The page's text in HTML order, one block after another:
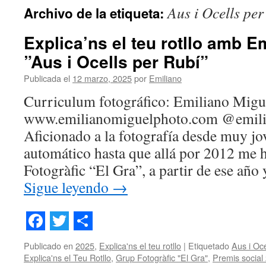
contenido
Archivo de la etiqueta:Aus i Ocells
Explica’ns el teu rotllo amb
”Aus i Ocells per Rubí”
Publicada el 12 marzo, 2025por Emiliano
Curriculum fotográfico: Emiliano
www.emilianomiguelphoto.com
Aficionado a la fotografía desde muy
automático hasta que allá por 2012 me
Fotogràfic “El Gra”, a partir de ese
Sigue leyendo →
Facebook
Twitter
Share
Publicado en 2025, Explica'ns el teu rotllo | EtiquetadoAus i
Explica'ns el Teu Rotllo, Grup Fotogràfic "El Gra", Premis social